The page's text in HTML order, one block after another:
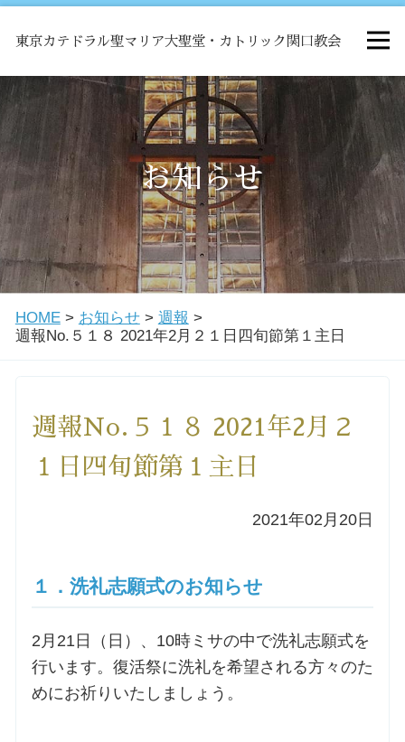
東京カテドラル聖マリア大聖堂・カトリック関口教会
HOME
ミサ
お知らせ
関口教会について
教会学校・中高生会
洗礼を希望される方
森田神父の講座
シスター中島の講座
教区カテキスタの講座
お知らせ
HOME> お知らせ> 週報 >
週報No.５１８ 2021年2月２１日四旬節第１主日
週報No.５１８ 2021年2月２
１日四旬節第１主日
2021年02月20日
１．洗礼志願式のお知らせ
2月21日（日）、10時ミサの中で洗礼志願式を
行います。復活祭に洗礼を希望される方々のた
めにお祈りいたしましょう。